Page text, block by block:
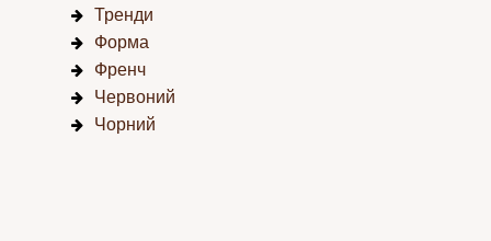
Тренди
Форма
Френч
Червоний
Чорний